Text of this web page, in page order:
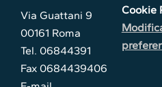
Via Guattani 9
00161 Roma
Tel. 06844391
Fax 0684439406
Cookie